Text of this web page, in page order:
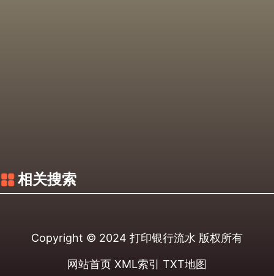
相关搜索
Copyright © 2024 打印银行流水 版权所有
网站首页 XML索引 TXT地图